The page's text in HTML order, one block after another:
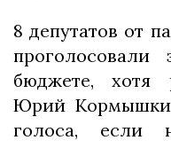
8 депутатов от
бюджете, хотя
Юрий
голоса, если